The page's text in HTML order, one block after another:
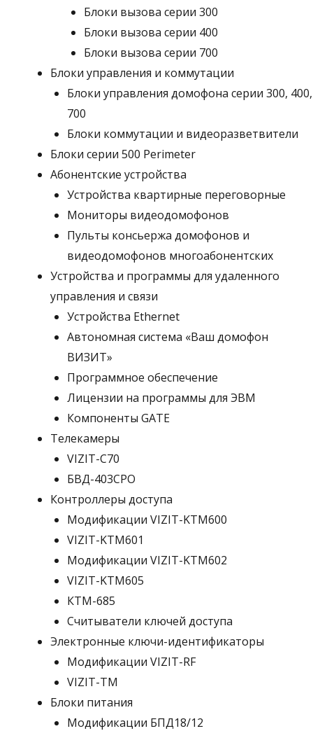
Блоки вызова серии 300
Блоки вызова серии 400
Блоки вызова серии 700
Блоки управления и коммутации
Блоки управления домофона серии 300, 400,
700
Блоки коммутации и видеоразветвители
Блоки серии 500 Perimeter
Абонентские устройства
Устройства квартирные переговорные
Мониторы видеодомофонов
Пульты консьержа домофонов и
видеодомофонов многоабонентских
Устройства и программы для удаленного
управления и связи
Устройства Ethernet
Автономная система «Ваш домофон
ВИЗИТ»
Программное обеспечение
Лицензии на программы для ЭВМ
Компоненты GATE
Телекамеры
VIZIT-C70
БВД-403СРО
Контроллеры доступа
Модификации VIZIT-KTM600
VIZIT-KTM601
Модификации VIZIT-KTM602
VIZIT-KTM605
КТМ-685
Считыватели ключей доступа
Электронные ключи-идентификаторы
Модификации VIZIT-RF
VIZIT-TM
Блоки питания
Модификации БПД18/12